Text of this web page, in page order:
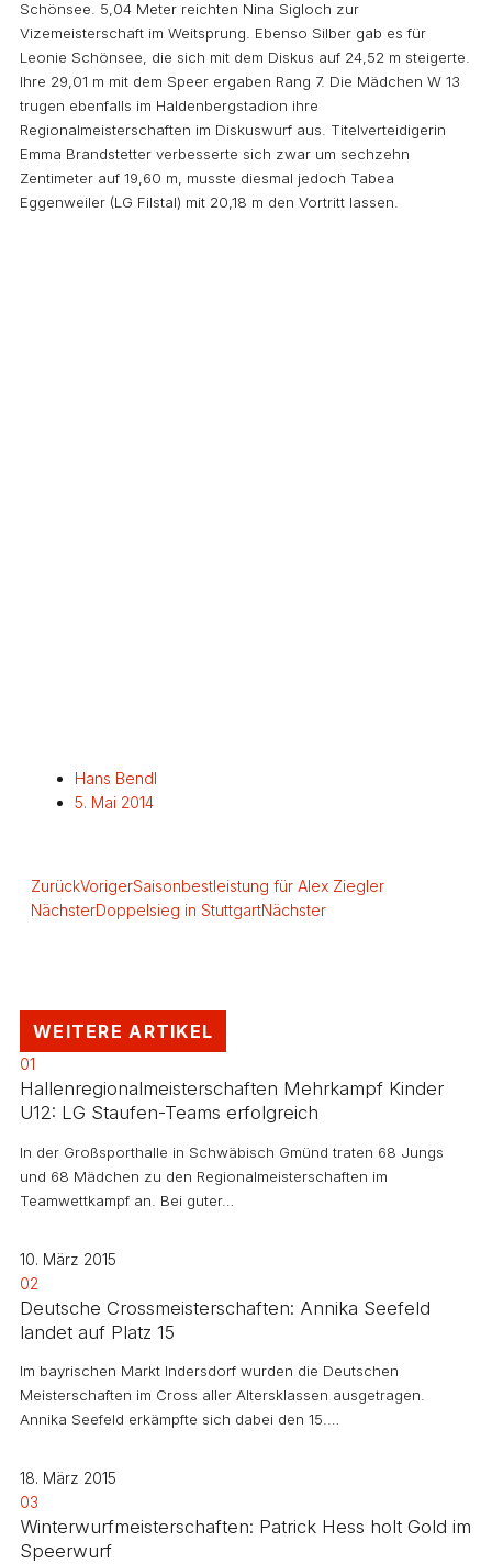
Schönsee. 5,04 Meter reichten Nina Sigloch zur
Vizemeisterschaft im Weitsprung. Ebenso Silber gab es für
Leonie Schönsee, die sich mit dem Diskus auf 24,52 m steigerte.
Ihre 29,01 m mit dem Speer ergaben Rang 7. Die Mädchen W 13
trugen ebenfalls im Haldenbergstadion ihre
Regionalmeisterschaften im Diskuswurf aus. Titelverteidigerin
Emma Brandstetter verbesserte sich zwar um sechzehn
Zentimeter auf 19,60 m, musste diesmal jedoch Tabea
Eggenweiler (LG Filstal) mit 20,18 m den Vortritt lassen.
Hans Bendl
5. Mai 2014
ZurückVorigerSaisonbestleistung für Alex Ziegler
NächsterDoppelsieg in StuttgartNächster
WEITERE ARTIKEL
01
Hallenregionalmeisterschaften Mehrkampf Kinder
U12: LG Staufen-Teams erfolgreich
In der Großsporthalle in Schwäbisch Gmünd traten 68 Jungs
und 68 Mädchen zu den Regionalmeisterschaften im
Teamwettkampf an. Bei guter…
10. März 2015
02
Deutsche Crossmeisterschaften: Annika Seefeld
landet auf Platz 15
Im bayrischen Markt Indersdorf wurden die Deutschen
Meisterschaften im Cross aller Altersklassen ausgetragen.
Annika Seefeld erkämpfte sich dabei den 15.…
18. März 2015
03
Winterwurfmeisterschaften: Patrick Hess holt Gold im
Speerwurf